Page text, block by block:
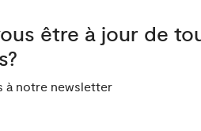
être à jour de
à notre newsletter